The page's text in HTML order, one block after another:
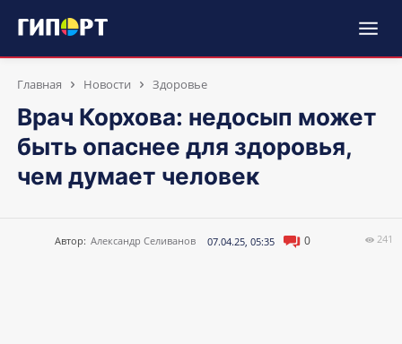
Главная Новости Здоровье
Врач Корхова: недосып может
быть опаснее для здоровья,
чем думает человек
Автор: Александр Селиванов 07.04.25, 05:35 0 241